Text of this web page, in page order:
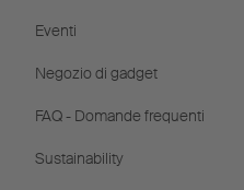
Eventi
Negozio di gadget
FAQ - Domande frequenti
Sustainability